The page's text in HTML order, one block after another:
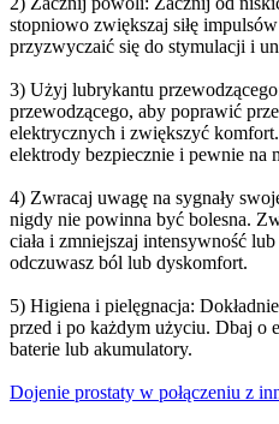
stopniowo zwiększaj siłę
przyzwyczaić się do stymulacji i
3) Użyj lubrykantu
przewodzącego, aby poprawić
elektrycznych i zwiększyć
elektrody bezpiecznie i pewnie na
4) Zwracaj uwagę na sygnały
nigdy nie powinna być bolesna.
ciała i zmniejszaj intensywność
odczuwasz ból lub dyskomfort.
5) Higiena i pielęgnacja:
przed i po każdym użyciu. Dbaj o
baterie lub akumulatory.
Dojenie prostaty w połączeniu z